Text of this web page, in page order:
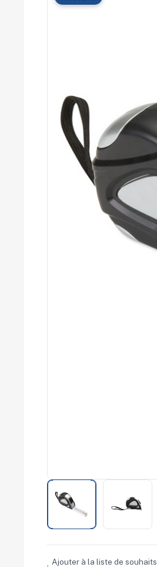
Cérémonies
Entreprises
Collectivités
Administrations
Écoles
Associations
Comités d'entreprise
événementielles
Ajouter à la liste de souhaits